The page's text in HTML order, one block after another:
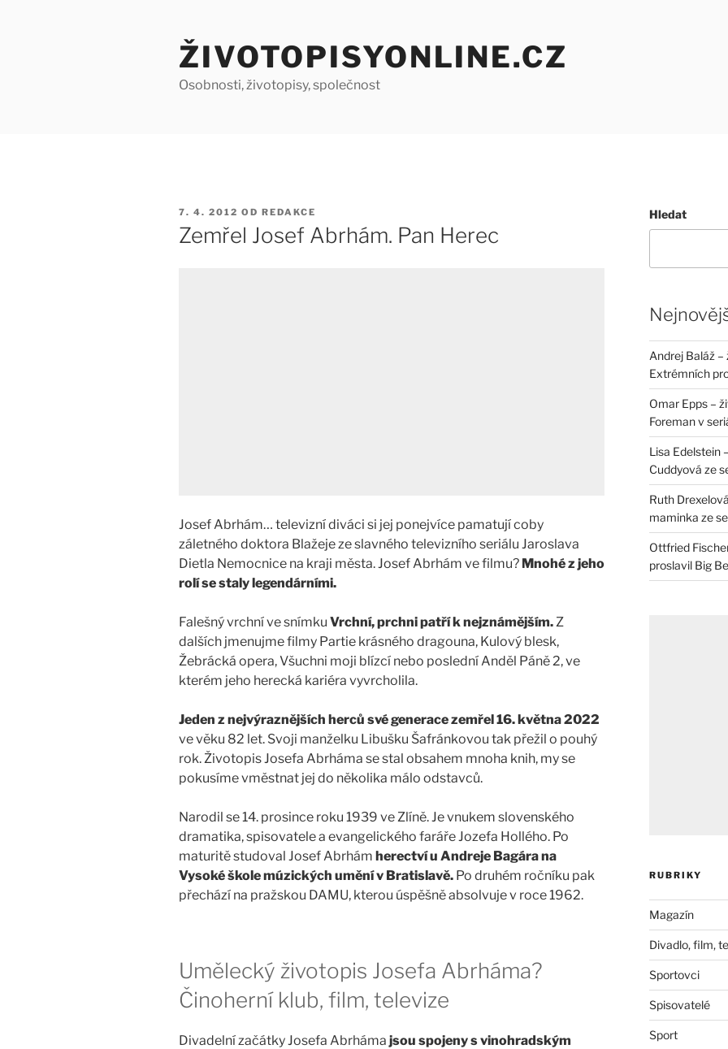
ŽIVOTOPISYONLINE.CZ
Osobnosti, životopisy, společnost
PUBLIKOVÁNO
7. 4. 2012 OD REDAKCE
Zemřel Josef Abrhám. Pan Herec
Josef Abrhám… televizní diváci si jej ponejvíce pamatují coby
záletného doktora Blažeje ze slavného televizního seriálu Jaroslava
Dietla Nemocnice na kraji města. Josef Abrhám ve filmu? Mnohé z jeho
rolí se staly legendárními.
Falešný vrchní ve snímku Vrchní, prchni patří k nejznámějším.Z
dalších jmenujme filmy Partie krásného dragouna, Kulový blesk,
Žebrácká opera, Všuchni moji blízcí nebo poslední Anděl Páně 2, ve
kterém jeho herecká kariéra vyvrcholila.
Jeden z nejvýraznějších herců své generace zemřel 16. května 2022
ve věku 82 let. Svoji manželku Libušku Šafránkovou tak přežil o pouhý
rok. Životopis Josefa Abrháma se stal obsahem mnoha knih, my se
pokusíme vměstnat jej do několika málo odstavců.
Narodil se 14. prosince roku 1939 ve Zlíně. Je vnukem slovenského
dramatika, spisovatele a evangelického faráře Jozefa Hollého. Po
maturitě studoval Josef Abrhám herectví u Andreje Bagára na
Vysoké škole múzických umění v Bratislavě. Po druhém ročníku pak
přechází na pražskou DAMU, kterou úspěšně absolvuje v roce 1962.
Umělecký životopis Josefa Abrháma?
Činoherní klub, film, televize
Divadelní začátky Josefa Abrháma jsou spojeny s vinohradským
Hledat
Andrej Baláž
Extrémních
Omar Epps –
Foreman v
Lisa Edelstein
Cuddyová ze
Ruth
maminka ze
Ottfried
proslavil Big
RUBRIKY
Magazín
Divadlo, film,
Sportovci
Spisovatelé
Sport